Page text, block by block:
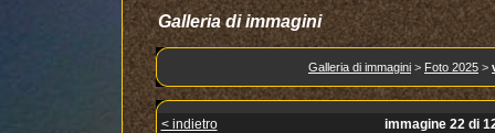
Galleria di immagini
Galleria di immagini > Foto 2025 >
< indietro immagine 22 di